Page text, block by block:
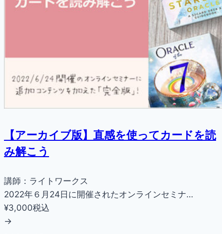
【アーカイブ版】直感を使ってカードを読
み解こう
講師：ライトワークス
2022年６月24日に開催されたオンラインセミナ…
¥3,000税込
→